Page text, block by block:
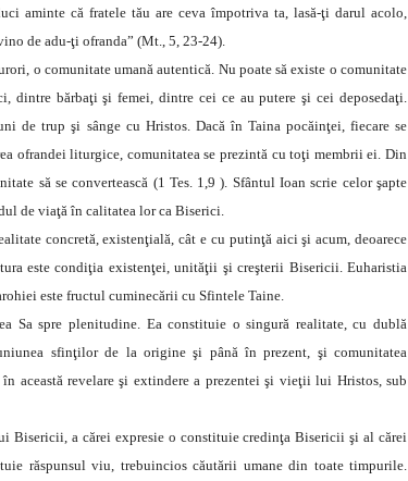
aminte că fratele tău are ceva împotriva ta, lasă-ţi darul acolo,
de adu-ţi ofranda” (Mt., 5, 23-24).
o comunitate umană autentică. Nu poate să existe o comunitate
dintre bărbaţi şi femei, dintre cei ce au putere şi cei deposedaţi.
de trup şi sânge cu Hristos. Dacă în Taina pocăinţei, fiecare se
ofrandei liturgice, comunitatea se prezintă cu toţi membrii ei. Din
să se convertească (1 Tes. 1,9 ). Sfântul Ioan scrie celor şapte
de viaţă în calitatea lor ca Biserici.
concretă, existenţială, cât e cu putinţă aici şi acum, deoarece
este condiţia existenţei, unităţii şi creşterii Bisericii. Euharistia
este fructul cuminecării cu Sfintele Taine.
Sa spre plenitudine. Ea constituie o singură realitate, cu dublă
sfinţilor de la origine şi până în prezent, şi comunitatea
această revelare şi extindere a prezentei şi vieţii lui Hristos, sub
Bisericii, a cărei expresie o constituie credinţa Bisericii şi al cărei
răspunsul viu, trebuincios căutării umane din toate timpurile.